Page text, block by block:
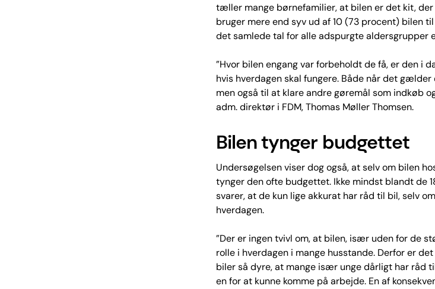
tæller mange børnefamilier, at bilen er det kit,
bruger mere end syv ud af 10 (73 procent) bilen
det samlede tal for alle adspurgte aldersgrupper
”Hvor bilen engang var forbeholdt de få, er den i
hvis hverdagen skal fungere. Både når det
men også til at klare andre gøremål som indkøb
adm. direktør i FDM, Thomas Møller Thomsen.
Bilen tynger budgettet
Undersøgelsen viser dog også, at selv om bilen
tynger den ofte budgettet. Ikke mindst blandt de
svarer, at de kun lige akkurat har råd til bil, selv
hverdagen.
”Der er ingen tvivl om, at bilen, især uden for de
rolle i hverdagen i mange husstande. Derfor er
biler så dyre, at mange især unge dårligt har råd
en for at kunne komme på arbejde. En af